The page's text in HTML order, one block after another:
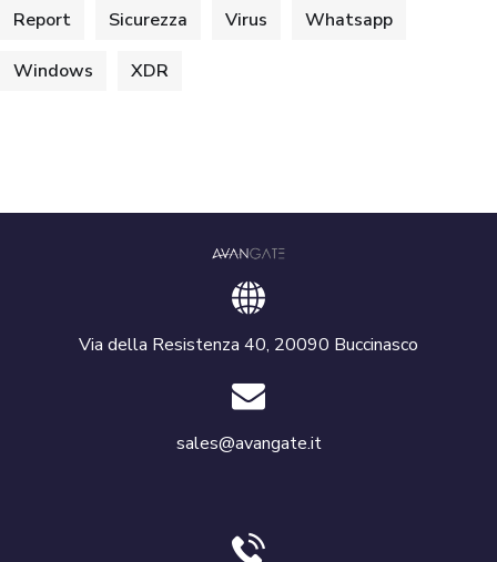
Report Sicurezza Virus Whatsapp
Windows XDR
Via della Resistenza 40, 20090 Buccinasco
sales@avangate.it